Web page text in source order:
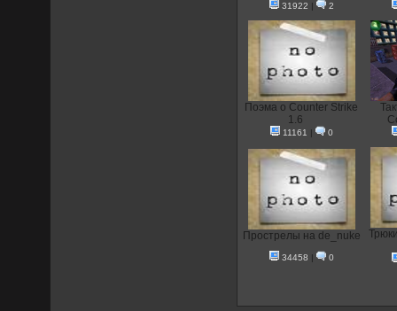
31922 | 2
Поэма о Counter Strike
1.6
11161 | 0
Прострелы на de_nuke
34458 | 0